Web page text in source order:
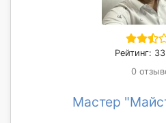
Рейтинг:
0
Мастер